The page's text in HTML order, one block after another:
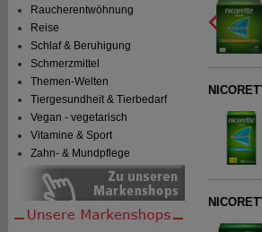
Raucherentwöhnung
Reise
Schlaf & Beruhigung
Schmerzmittel
Themen-Welten
Tiergesundheit & Tierbedarf
Vegan - vegetarisch
Vitamine & Sport
Zahn- & Mundpflege
0
Unser Preis*
Sie sparen 20,18 € (32%
…